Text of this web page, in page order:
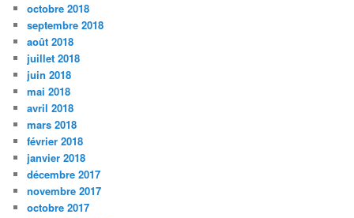
octobre 2018
septembre 2018
août 2018
juillet 2018
juin 2018
mai 2018
avril 2018
mars 2018
février 2018
janvier 2018
décembre 2017
novembre 2017
octobre 2017